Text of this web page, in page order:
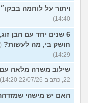
ויתור על לוחמה
14:40)
6 שנים יחד עם הבן
חושק בי, מה לעשות?
14:29)
שילוב משרה מלאה עם
22, כתב ב-22/07/26 14:20)
האם יש מישהי